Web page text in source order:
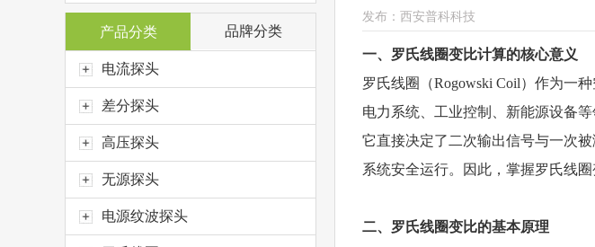
发布：西安普科科技
一、罗氏线圈变比计算的核心意义
罗氏线圈（Rogowski Coil） 作为一
电力系统、工业控制、新能源设备
它直接决定了二次输出信号与一次
系统安全运行。因此，掌握罗氏线
二、罗氏线圈变比的基本原理
产品分类 品牌分类
电流探头
差分探头
高压探头
无源探头
电源纹波探头